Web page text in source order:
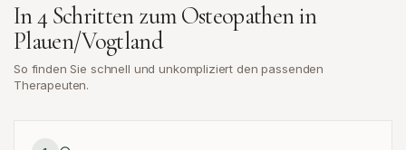
In 4 Schritten zum Osteopathen in
Plauen/Vogtland
So finden Sie schnell und unkompliziert den passenden
Therapeuten.